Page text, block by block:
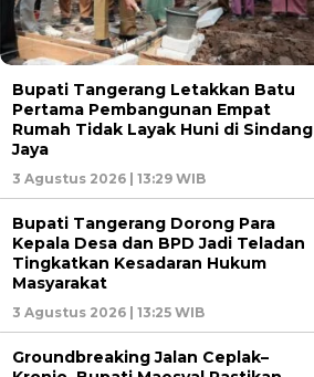
Bupati Tangerang Letakkan Batu
Pertama Pembangunan Empat
Rumah Tidak Layak Huni di Sindang
Jaya
3 Agustus 2026 | 13:29 WIB
Bupati Tangerang Dorong Para
Kepala Desa dan BPD Jadi Teladan
Tingkatkan Kesadaran Hukum
Masyarakat
3 Agustus 2026 | 13:25 WIB
Groundbreaking Jalan Ceplak–